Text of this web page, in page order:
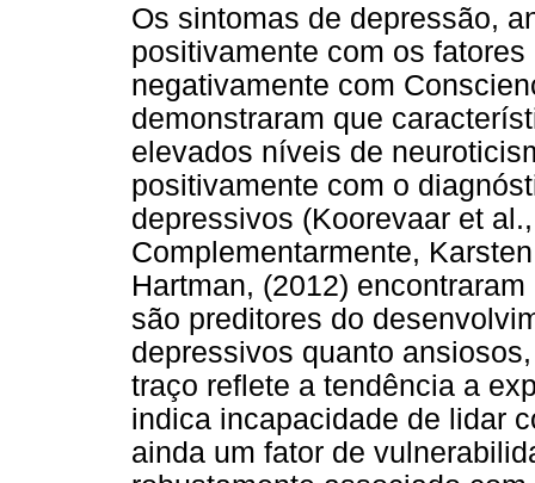
Os sintomas de depressão,
positivamente com os
negativamente com
demonstraram que
elevados níveis de
positivamente com o
depressivos (Koorevaar et
Complementarmente,
Hartman, (2012)
são preditores do
depressivos quanto
traço reflete a tendência a
indica incapacidade de lidar
ainda um fator de